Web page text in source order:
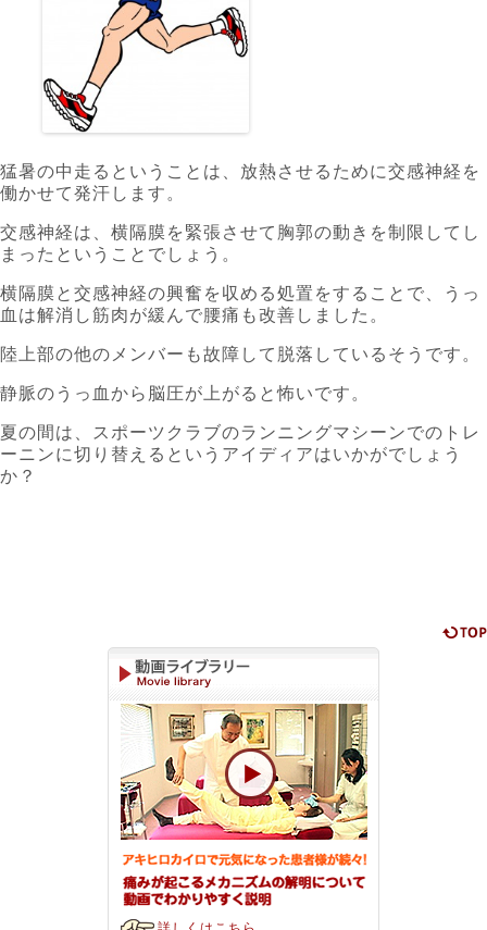
猛暑の中走るということは、放熱させるために交感神経を
働かせて発汗します。
交感神経は、横隔膜を緊張させて胸郭の動きを制限してし
まったということでしょう。
横隔膜と交感神経の興奮を収める処置をすることで、うっ
血は解消し筋肉が緩んで腰痛も改善しました。
陸上部の他のメンバーも故障して脱落しているそうです。
静脈のうっ血から脳圧が上がると怖いです。
夏の間は、スポーツクラブのランニングマシーンでのトレ
ーニンに切り替えるというアイディアはいかがでしょう
か？